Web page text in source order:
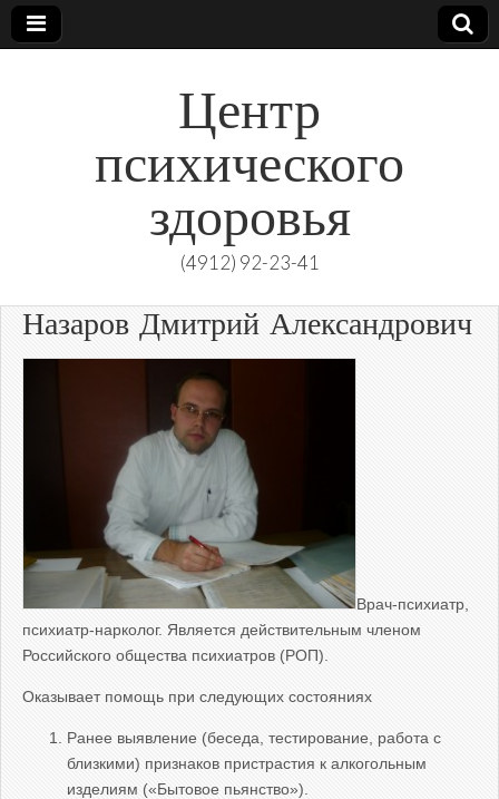
Центр
психического
здоровья
(4912) 92-23-41
Назаров Дмитрий Александрович
Врач-психиатр,
психиатр-нарколог. Является действительным членом
Российского общества психиатров (РОП).
Оказывает помощь при следующих состояниях
Ранее выявление (беседа, тестирование, работа с
близкими) признаков пристрастия к алкогольным
изделиям («Бытовое пьянство»).